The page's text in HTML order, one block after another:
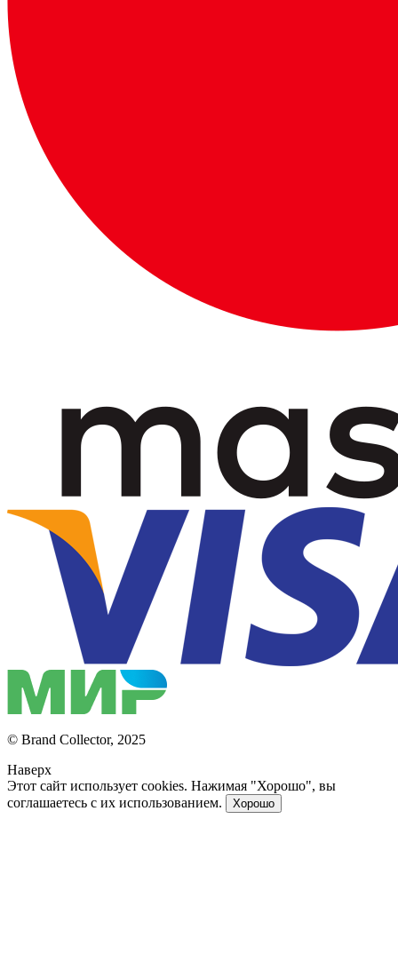
© Brand Collector, 2025
Наверх
Этот сайт использует cookies. Нажимая "Хорошо", вы
соглашаетесь с их использованием.
Хорошо